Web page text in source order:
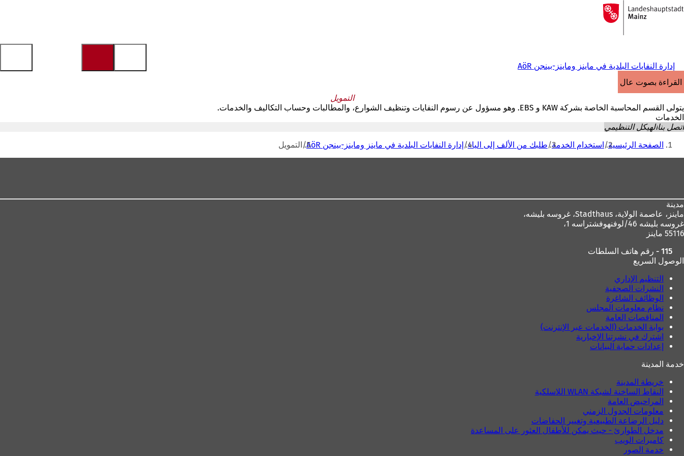
الانتقال إلى المحتوى
إلى
الصفحة
إدارة النفايات البلدية في ماينز وماينز-بينجن AöR
القراءة بصوت عالٍ
التمويل
يتولى القسم المحاسبة الخاصة بشركة KAW و EBS. وهو مسؤول عن رسوم النفايات وتنظيف الشوارع، والمطالبات وحساب التكاليف والخدمات.
الخدمات
اتصل بناالهيكل التنظيمي
أنت الصفحة الرئيسية استخدام الخدمة طلبك من الألف إلى الياء إدارة النفايات البلدية في ماينز وماينز-بينجن AöR التمويل
مدينة
ماينز، عاصمة الولاية،
غروسه بليشه 46/لوفنهوفشتراسه 1،
55116 ماينز
115 - رقم هاتف السلطات
الوصول السريع
التنظيم الإداري
النشرات الصحفية
الوظائف الشاغرة
نظام معلومات المجلس
المناقصات العامة
بوابة الخدمات (الخدمات عبر الإنترنت)
اشترك في نشرتنا الإخبارية
إعدادات حماية البيانات
خدمة المدينة
خريطة المدينة
النقاط الساخنة لشبكة WLAN اللاسلكية
المراحيض العامة
معلومات الجدول الزمني
دليل الرضاعة الطبيعية وتغيير الحفاضات
مدخل الطوارئ - حيث يمكن للأطفال العثور على المساعدة
كاميرات الويب
خدمة الصور